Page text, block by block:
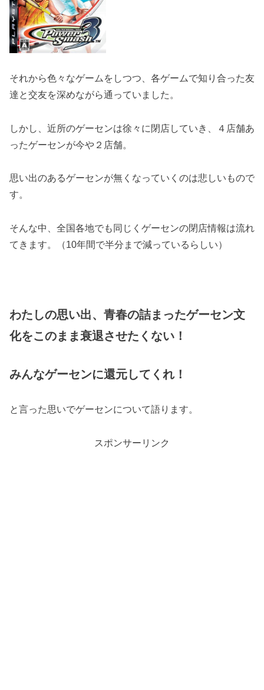
それから色々なゲームをしつつ、各ゲームで知り合った友
達と交友を深めながら通っていました。
しかし、近所のゲーセンは徐々に閉店していき、４店舗あ
ったゲーセンが今や２店舗。
思い出のあるゲーセンが無くなっていくのは悲しいもので
す。
そんな中、全国各地でも同じくゲーセンの閉店情報は流れ
てきます。（10年間で半分まで減っているらしい）
わたしの思い出、青春の詰まったゲーセン文
化をこのまま衰退させたくない！
みんなゲーセンに還元してくれ！
と言った思いでゲーセンについて語ります。
スポンサーリンク